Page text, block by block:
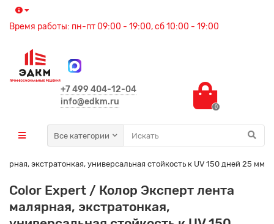
Время работы: пн-пт 09:00 - 19:00, сб 10:00 - 19:00
+7 499 404-12-04
info@edkm.ru
0
Все категории
экстратонкая, универсальная стойкость к UV 150 дней 25 мм
Color Expert / Колор Эксперт лента
малярная, экстратонкая,